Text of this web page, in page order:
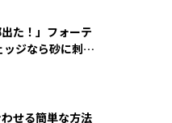
出た！」フォーテ
ジなら砂に刺さ
せる簡単な方法